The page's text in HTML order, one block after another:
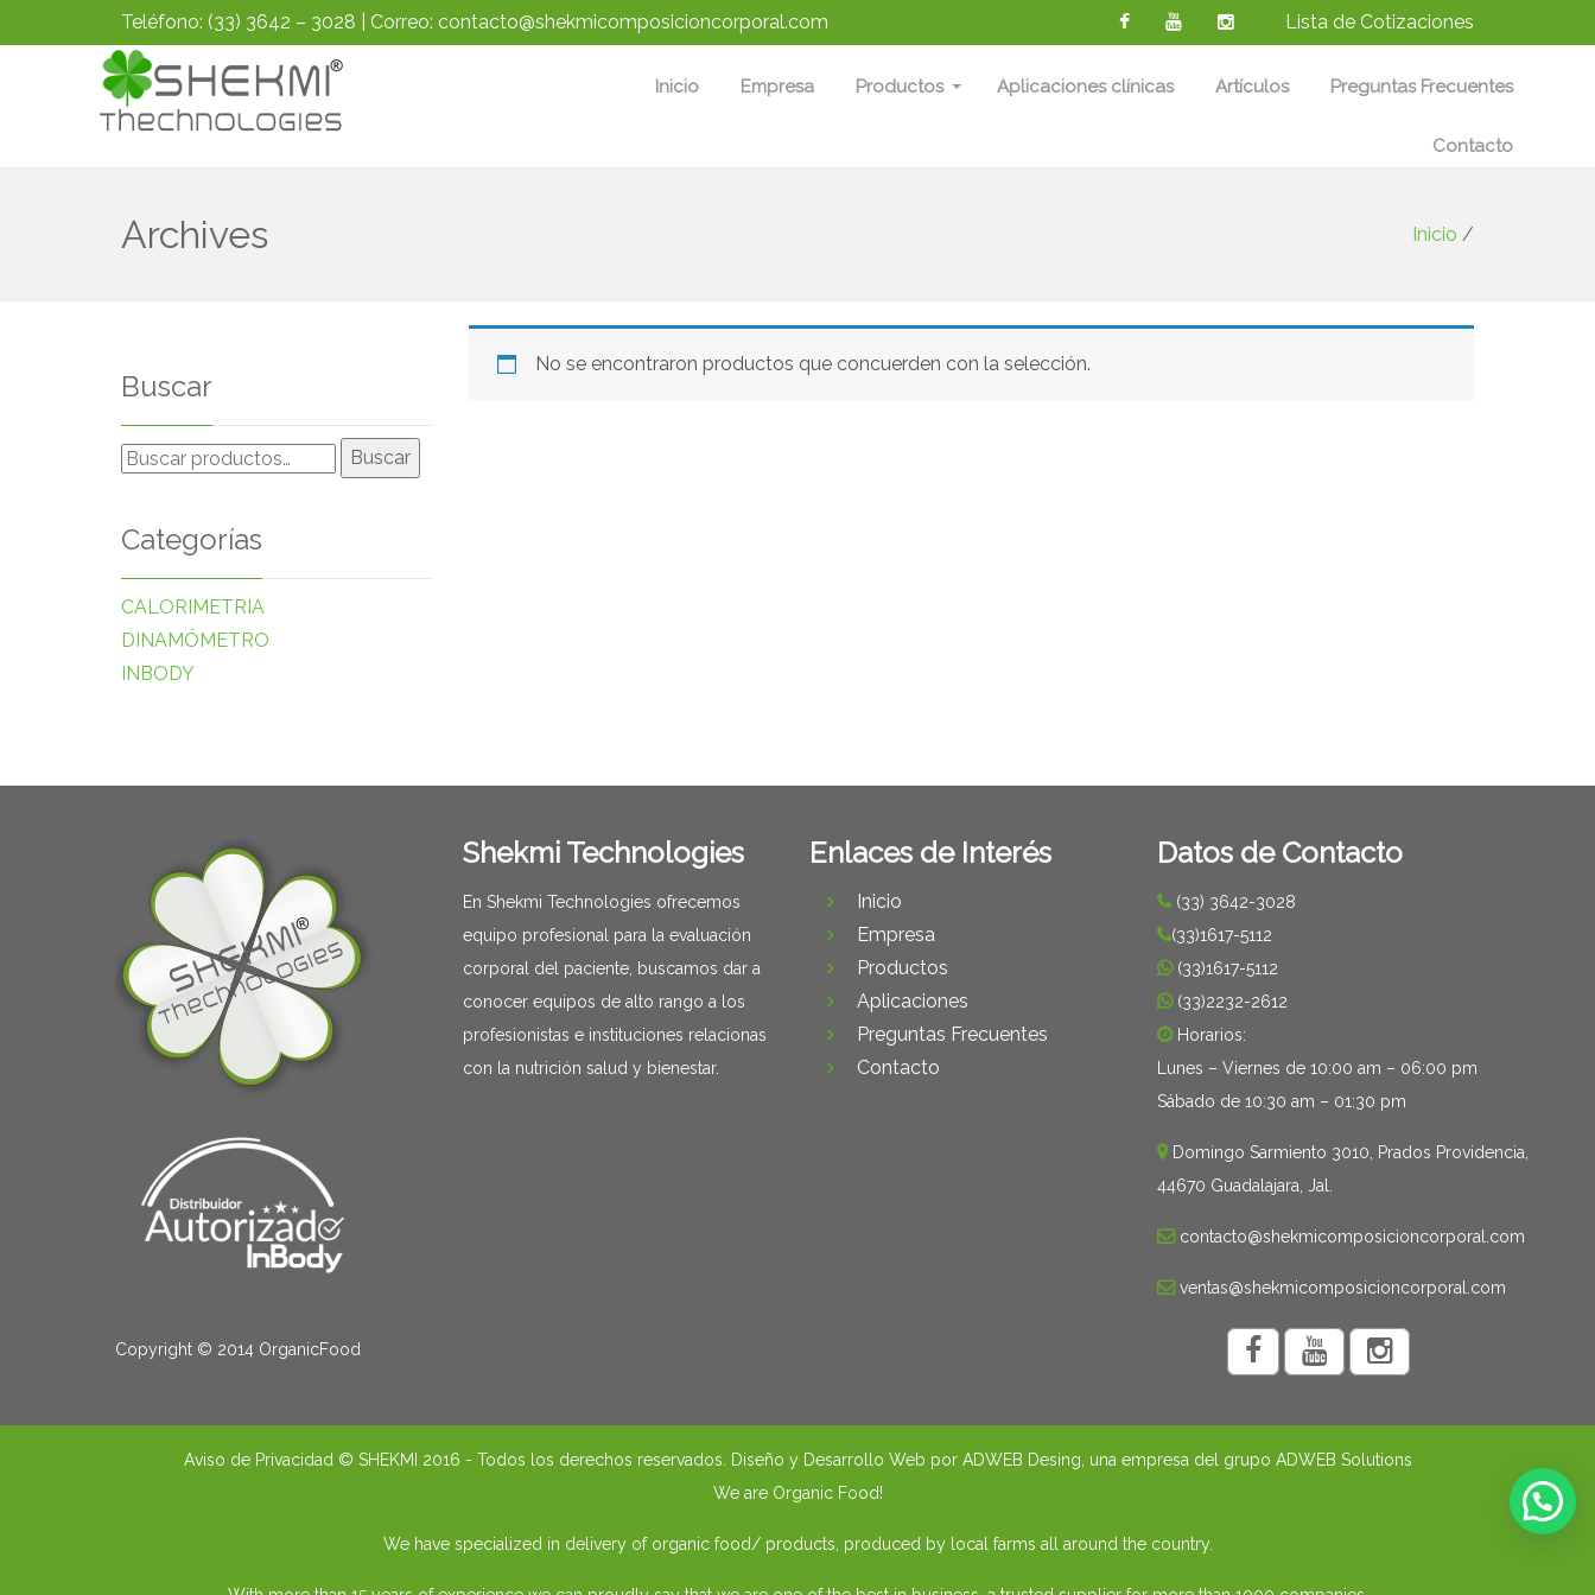
Teléfono: (33) 3642 – 3028 | Correo: contacto@shekmicomposicioncorporal.com Lista de Cotizaciones
Inicio Empresa Productos Aplicaciones clínicas Artículos Preguntas Frecuentes
Contacto
Archives Inicio /
Buscar
Buscar
Buscar
Categorías
CALORIMETRIA
DINAMÓMETRO
INBODY
No se encontraron productos que concuerden con la selección.
Copyright © 2014 OrganicFood
Shekmi Technologies
En Shekmi Technologies ofrecemos
equipo profesional para la evaluación
corporal del paciente, buscamos dar a
conocer equipos de alto rango a los
profesionistas e instituciones relacionas
con la nutrición salud y bienestar.
Enlaces de Interés
Inicio
Empresa
Productos
Aplicaciones
Preguntas Frecuentes
Contacto
Datos de Contacto
(33) 3642-3028
(33)1617-5112
(33)1617-5112
(33)2232-2612
Horarios:
Lunes – Viernes de 10:00 am – 06:00 pm
Sábado de 10:30 am – 01:30 pm
Domingo Sarmiento 3010, Prados Providencia,
44670 Guadalajara, Jal.
contacto@shekmicomposicioncorporal.com
ventas@shekmicomposicioncorporal.com
Aviso de Privacidad © SHEKMI 2016 - Todos los derechos reservados. Diseño y Desarrollo Web por ADWEB Desing , una empresa del grupo ADWEB Solutions
We are Organic Food!
We have specialized in delivery of organic food/ products, produced by local farms all around the country.